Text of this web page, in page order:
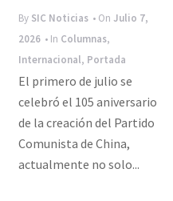
By SIC Noticias • OnJulio 7,
2026 • In Columnas,
Internacional, Portada
El primero de julio se
celebró el 105 aniversario
de la creación del Partido
Comunista de China,
actualmente no solo...